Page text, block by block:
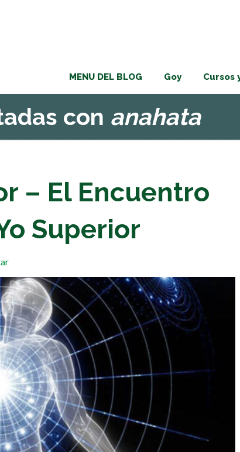
MENU DEL BLOG Goy Cursos
con anahata
– El Encuentro
Superior